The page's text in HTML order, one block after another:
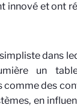
innové et ont
dans
un
comme des
en